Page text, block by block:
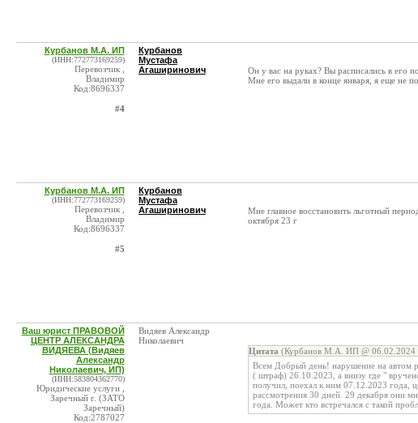
Курбанов М.А. ИП
(ИНН:772773169259)
Перевозчик ,
Владимир
Код:8696337
#4
Курбанов
Мустафа
Агаширинович
Он у вас на руках? Вы расписались в его
Мне его выдали в конце января, я еще не
Курбанов М.А. ИП
(ИНН:772773169259)
Перевозчик ,
Владимир
Код:8696337
#5
Курбанов
Мустафа
Агаширинович
Мне главное восстановить льготный
октября 23 г
Ваш юрист ПРАВОВОЙ
ЦЕНТР АЛЕКСАНДРА
ВИДЯЕВА (Видяев
Александр
Николаевич, ИП)
(ИНН:583804362770)
Юридические услуги ,
Заречный г. (ЗАТО
Заречный)
Код:2787027
Видяев Александр
Николаевич
Цитата (Курбанов М.А. ИП @ 06.02.2024
Всем Добрый день! нарушение на автом
( штраф) 26.10.2023, а внизу где "
получил, поехал к ним 07.12.2023 года,
рассмотрения 30 дней. 29 декабря они
года. Может кто встречался с такой